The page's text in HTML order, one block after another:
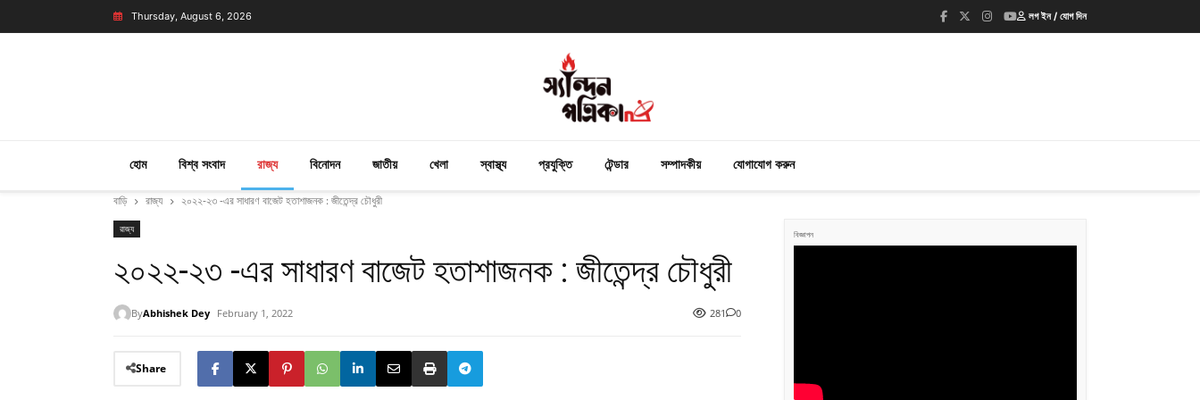
Thursday, August 6, 2026 লগ ইন / যোগ দিন
হোম বিশ্ব সংবাদ রাজ্য বিনোদন জাতীয় খেলা স্বাস্থ্য প্রযুক্তি টেন্ডার সম্পাদকীয় যোগাযোগ করুন
বাড়ি রাজ্য ২০২২-২৩ -এর সাধারণ বাজেট হতাশাজনক : জীতেন্দ্র চৌধুরী
রাজ্য
২০২২-২৩ -এর সাধারণ বাজেট হতাশাজনক : জীতেন্দ্র চৌধুরী
ByAbhishek Dey February 1, 2022 281 0
Share
বিজ্ঞাপন